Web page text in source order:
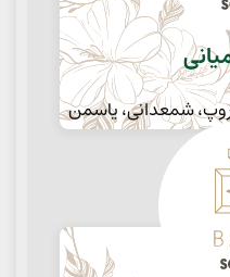
شمعدانی، یاسمن